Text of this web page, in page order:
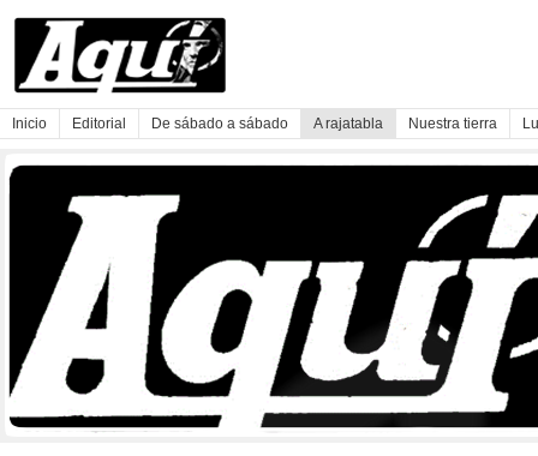
Inicio Editorial De sábado a sábado A rajatabla Nuestra tierra